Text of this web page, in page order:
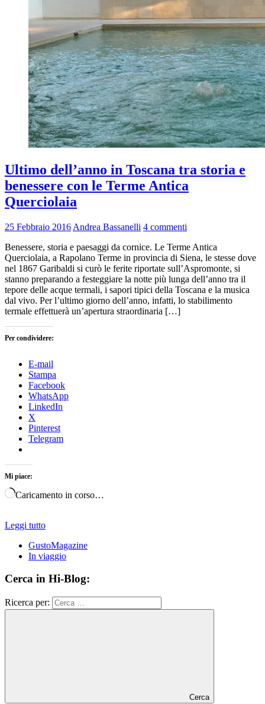
Ultimo dell’anno in Toscana tra storia e
benessere con le Terme Antica
Querciolaia
25 Febbraio 2016 Andrea Bassanelli 4 commenti
Benessere, storia e paesaggi da cornice. Le Terme Antica
Querciolaia, a Rapolano Terme in provincia di Siena, le stesse dove
nel 1867 Garibaldi si curò le ferite riportate sull’Aspromonte, si
stanno preparando a festeggiare la notte più lunga dell’anno tra il
tepore delle acque termali, i sapori tipici della Toscana e la musica
dal vivo. Per l’ultimo giorno dell’anno, infatti, lo stabilimento
termale effettuerà un’apertura straordinaria […]
Per condividere:
E-mail
Stampa
Facebook
WhatsApp
LinkedIn
X
Pinterest
Telegram
Mi piace:
Caricamento in corso…
Leggi tutto
GustoMagazine
In viaggio
Cerca in Hi-Blog:
Ricerca per:
Cerca